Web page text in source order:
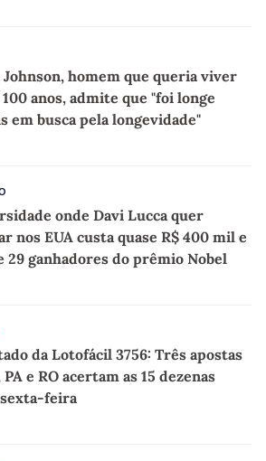
homem que queria viver
anos, admite que "foi longe
em busca pela longevidade"
onde Davi Lucca quer
nos EUA custa quase R$ 400 mil e
29 ganhadores do prêmio Nobel
da Lotofácil 3756: Três apostas
PA e RO acertam as 15 dezenas
feira